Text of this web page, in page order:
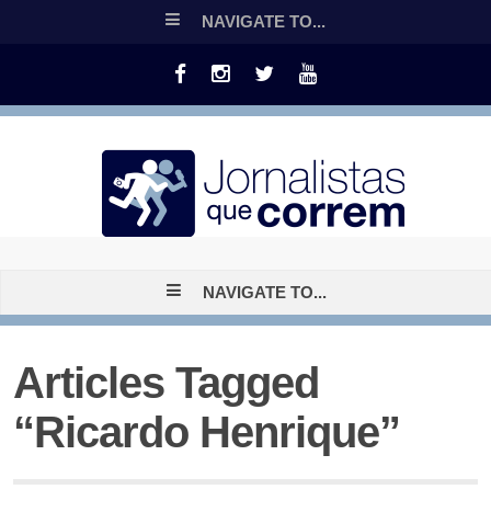
NAVIGATE TO...
NAVIGATE TO...
Articles Tagged
“Ricardo Henrique”